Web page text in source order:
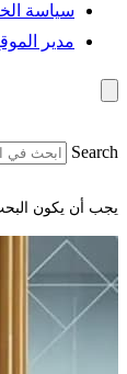
سياسة
مدير
Search
يجب أن يكون البحث 3 أحرف على